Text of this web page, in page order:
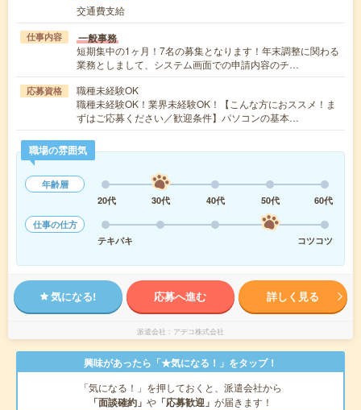
交通費支給
仕事内容 一般事務
短期集中の1ヶ月！7名の募集となります！年末調整に関わる
業務としまして、システム画面での申請内容のチ…
応募資格
職種未経験OK
職種未経験OK！業界未経験OK！【こんな方におススメ！ま
ずはご応募ください／歓迎条件】パソコンの基本…
職場の雰囲気
年齢層
20代
30代 40代 50代
60代
仕事の仕方
テキパキ
コツコツ
気になる! 応募へ進む 詳しく見る
派遣会社 アデコ株式会社
興味があったら「★気になる！」をタップ！
「気になる！」を押しておくと、派遣会社から
「面談確約」 や 「応募歓迎」 が届きます！